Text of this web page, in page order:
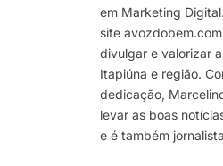
em Marketing
site
divulgar e valorizar
Itapiúna e região.
dedicação,
levar as boas
e é também